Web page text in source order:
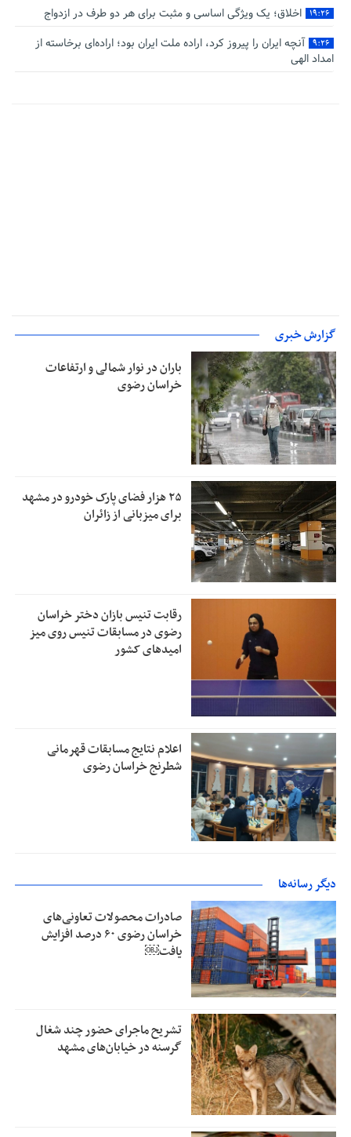
۱۹:۲۶ اخلاق؛ یک ویژگی اساسی و مثبت برای هر دو طرف در ازدواج
۹:۲۶
آنچه ایران را پیروز کرد، اراده ملت ایران بود؛ اراده‌ای برخاسته از
امداد الهی
گزارش خبری
باران در نوار شمالی و ارتفاعات
خراسان رضوی
۲۵ هزار فضای پارک خودرو در مشهد
برای میزبانی از زائران
رقابت تنیس بازان دختر خراسان
رضوی در مسابقات تنیس روی میز
امیدهای کشور
اعلام نتایج مسابقات قهرمانی
شطرنج خراسان رضوی
دیگر رسانه‌ها
صادرات محصولات تعاونی‌های
خراسان رضوی ۶۰ درصد افزایش
یافت￼
تشریح ماجرای حضور چند شغال
گرسنه در خیابان‌های مشهد